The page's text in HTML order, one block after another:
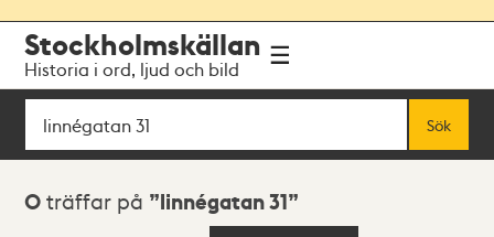
navigationen
huvudinnehållet
Stockholmskällan
Historia i ord, ljud och bild
Sök
Sök
Sökresultat
0 träffar på linnégatan 31